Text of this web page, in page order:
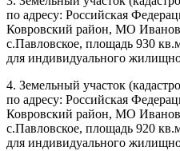
по адресу: Российская
Ковровский район, МО
с.Павловское, площадь 930
для индивидуального
4. Земельный участок
по адресу: Российская
Ковровский район, МО
с.Павловское, площадь 920
для индивидуального